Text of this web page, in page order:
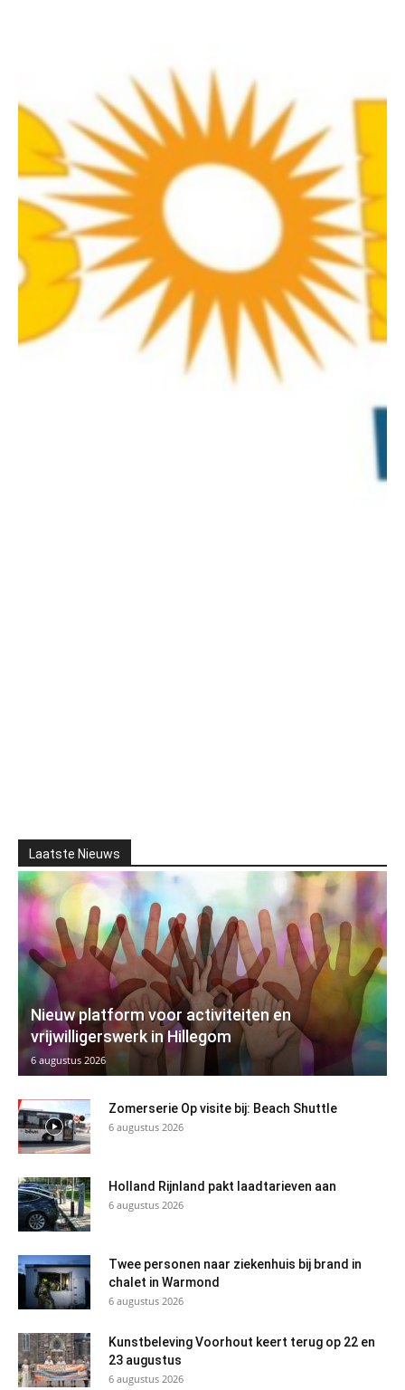
Laatste Nieuws
Nieuw platform voor activiteiten en
vrijwilligerswerk in Hillegom
6 augustus 2026
Zomerserie Op visite bij: Beach Shuttle
6 augustus 2026
Holland Rijnland pakt laadtarieven aan
6 augustus 2026
Twee personen naar ziekenhuis bij brand in
chalet in Warmond
6 augustus 2026
Kunstbeleving Voorhout keert terug op 22 en
23 augustus
6 augustus 2026